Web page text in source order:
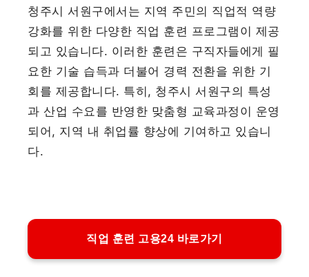
청주시 서원구에서는 지역 주민의 직업적 역량
강화를 위한 다양한 직업 훈련 프로그램이 제공
되고 있습니다. 이러한 훈련은 구직자들에게 필
요한 기술 습득과 더불어 경력 전환을 위한 기
회를 제공합니다. 특히, 청주시 서원구의 특성
과 산업 수요를 반영한 맞춤형 교육과정이 운영
되어, 지역 내 취업률 향상에 기여하고 있습니
다.
직업 훈련 고용24 바로가기